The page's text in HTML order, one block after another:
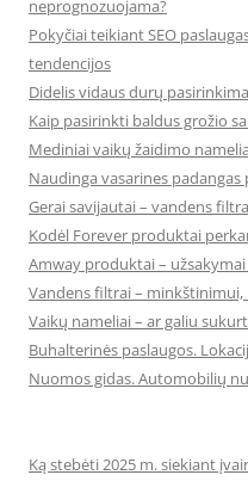
neprognozuojama?
Pokyčiai teikiant SEO
tendencijos
Didelis vidaus durų
Kaip pasirinkti baldus grožio
Mediniai vaikų žaidimo
Naudinga vasarines
Gerai savijautai – vandens
Kodėl Forever produktai
Amway produktai –
Vandens filtrai –
Vaikų nameliai – ar galiu
Buhalterinės paslaugos.
Nuomos gidas. Automobilių
Ką stebėti 2025 m. siekiant